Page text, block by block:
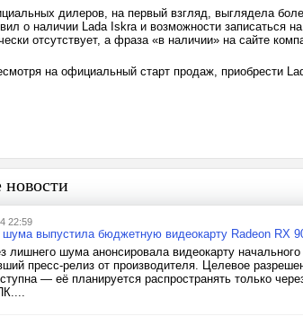
дилеров, на первый взгляд, выглядела
о наличии Lada Iskra и возможности записаться
отсутствует, а фраза «в наличии» на сайте
на официальный старт продаж, приобрести
22:59
выпустила бюджетную видеокарту Radeon RX
лишнего шума анонсировала видеокарту
пресс-релиз от производителя. Целевое
— её планируется распространять только